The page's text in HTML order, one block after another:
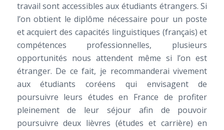
travail sont accessibles aux étudiants étrangers. Si
l’on obtient le diplôme nécessaire pour un poste
et acquiert des capacités linguistiques (français) et
compétences professionnelles, plusieurs
opportunités nous attendent même si l’on est
étranger. De ce fait, je recommanderai vivement
aux étudiants coréens qui envisagent de
poursuivre leurs études en France de profiter
pleinement de leur séjour afin de pouvoir
poursuivre deux lièvres (études et carrière) en